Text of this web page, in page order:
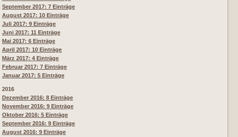
September 2017: 7 Einträge
August 2017: 10 Einträge
Juli 2017: 9 Einträge
Juni 2017: 11 Einträge
Mai 2017: 6 Einträge
April 2017: 10 Einträge
März 2017: 4 Einträge
Februar 2017: 7 Einträge
Januar 2017: 5 Einträge
2016
Dezember 2016: 8 Einträge
November 2016: 9 Einträge
Oktober 2016: 5 Einträge
September 2016: 9 Einträge
August 2016: 9 Einträge